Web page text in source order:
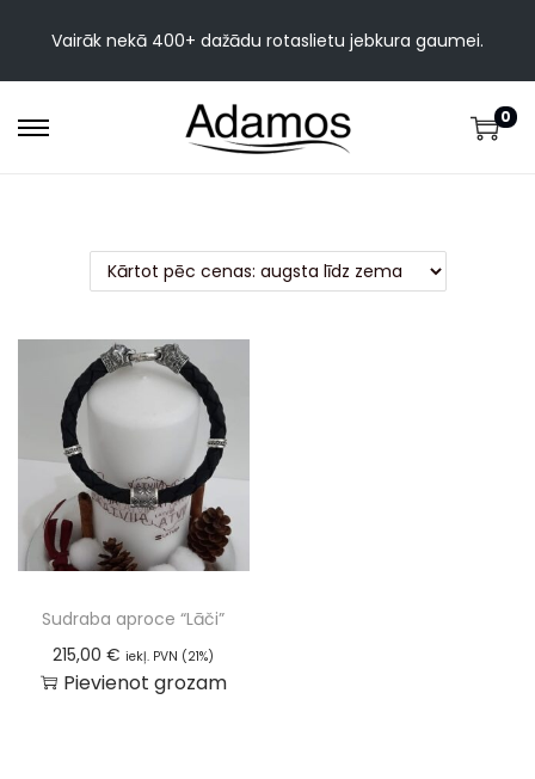
Vairāk nekā 400+ dažādu rotaslietu jebkura gaumei.
0
Sudraba aproce “Lāči”
215,00€ iekļ. PVN (21%)
Pievienot grozam